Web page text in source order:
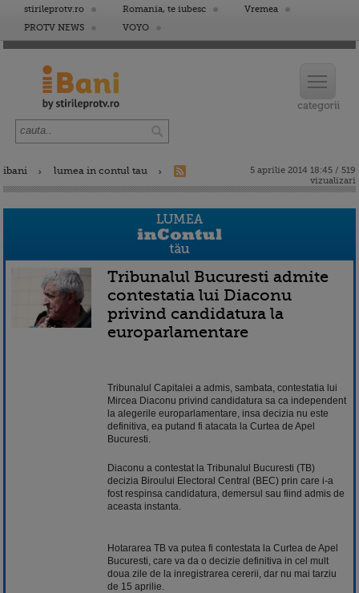
stirileprotv.ro Romania, te iubesc
Vremea
PROTV NEWS
VOYO
ibani lumea in contul tau
5 aprilie 2014 18:45 / 519
vizualizari
Tribunalul Bucuresti admite
contestatia lui Diaconu
privind candidatura la
europarlamentare
Tribunalul Capitalei a admis, sambata, contestatia lui
Mircea Diaconu privind candidatura sa ca independent
la alegerile europarlamentare, insa decizia nu este
definitiva, ea putand fi atacata la Curtea de Apel
Bucuresti.
Diaconu a contestat la Tribunalul Bucuresti (TB)
decizia Biroului Electoral Central (BEC) prin care i-a
fost respinsa candidatura, demersul sau fiind admis de
aceasta instanta.
Hotararea TB va putea fi contestata la Curtea de Apel
Bucuresti, care va da o decizie definitiva in cel mult
doua zile de la inregistrarea cererii, dar nu mai tarziu
de 15 aprilie.